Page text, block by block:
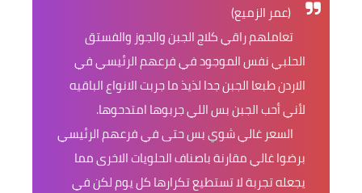
(عمر الزميع)
تعاملهم راقي كلاج الجبن والجوز والفستق
الحلبي نفس الموجود في فرعهم الرئيسي في
الاردن طبعا الجبن جدا لذيذ ما جربت الانواع الباقيه
لأني أحب الجبن بس اللي جربوها امتدحوها.
السعر غالي شوي بس حتى في فرعهم الرئيسي
برضوا غالي مقارنة باصناف الحلويات الاخرى مما
يجعله تجربة لا تستطيع تكرارها كل يوم لكن في